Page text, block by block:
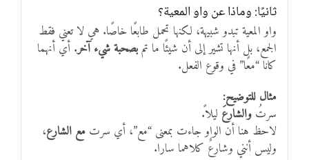
ثانيًا: وماذا عن واو المعية؟
واو المعية تبدو شبيهة، لكنها تحمل طابعًا خاصًا. هي لا تعني فقط
الجمع، بل أنها تشير إلى أن شيئًا ما تمبصحبة شيء آخر. أي أنهما
كانا “معًا” في وقوع الفعل.
مثال للتوضيح:
سرتُ والشارعَ ليلاً.
لاحظ هنا أن الواو جاءت بمعنى “مع”، أي سرت مع الشارع،
وليس أنني وشارعٌ كلاهما سارا.